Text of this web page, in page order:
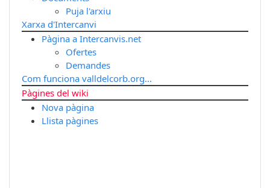
Puja l'arxiu
Xarxa d'Intercanvi
Pàgina a Intercanvis.net
Ofertes
Demandes
Com funciona valldelcorb.org...
Pàgines del wiki
Nova pàgina
Llista pàgines